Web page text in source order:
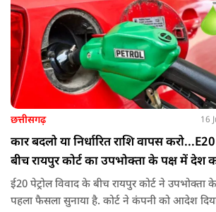
छत्तीसगढ़ 16
कार बदलो या निर्धारित राशि वापस
बीच रायपुर कोर्ट का उपभोक्ता के पक्ष में देश
ई20 पेट्रोल विवाद के बीच रायपुर कोर्ट ने उपभोक्ता
पहला फैसला सुनाया है. कोर्ट ने कंपनी को आदेश